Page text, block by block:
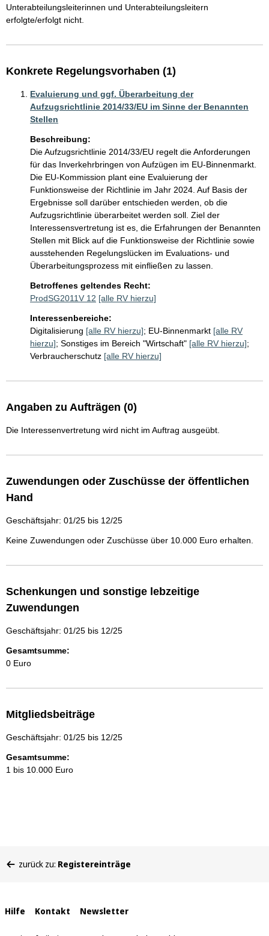
Unterabteilungsleiterinnen und Unterabteilungsleitern
erfolgte/erfolgt nicht.
Konkrete Regelungsvorhaben (1)
Evaluierung und ggf. Überarbeitung der
Aufzugsrichtlinie 2014/33/EU im Sinne der Benannten
Stellen
Beschreibung:
Die Aufzugsrichtlinie 2014/33/EU regelt die Anforderungen
für das Inverkehrbringen von Aufzügen im EU-Binnenmarkt.
Die EU-Kommission plant eine Evaluierung der
Funktionsweise der Richtlinie im Jahr 2024. Auf Basis der
Ergebnisse soll darüber entschieden werden, ob die
Aufzugsrichtlinie überarbeitet werden soll. Ziel der
Interessensvertretung ist es, die Erfahrungen der Benannten
Stellen mit Blick auf die Funktionsweise der Richtlinie sowie
ausstehenden Regelungslücken im Evaluations- und
Überarbeitungsprozess mit einfließen zu lassen.
Betroffenes geltendes Recht:
ProdSG2011V 12 [alle RV hierzu]
Interessenbereiche:
Digitalisierung [alle RV hierzu]; EU-Binnenmarkt [alle RV
hierzu]; Sonstiges im Bereich "Wirtschaft" [alle RV hierzu];
Verbraucherschutz [alle RV hierzu]
Angaben zu Aufträgen (0)
Die Interessenvertretung wird nicht im Auftrag ausgeübt.
Zuwendungen oder Zuschüsse der öffentlichen
Hand
Geschäftsjahr: 01/25 bis 12/25
Keine Zuwendungen oder Zuschüsse über 10.000 Euro erhalten.
Schenkungen und sonstige lebzeitige
Zuwendungen
Geschäftsjahr: 01/25 bis 12/25
Gesamtsumme:
0 Euro
Mitgliedsbeiträge
Geschäftsjahr: 01/25 bis 12/25
Gesamtsumme:
1 bis 10.000 Euro
befinden
zurück zu: Registereinträge
Interne
Links
Hilfe Kontakt Newsletter